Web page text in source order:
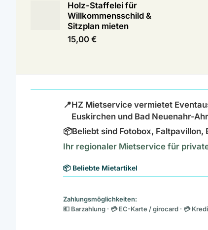
Holz-Staffelei für
Willkommensschild &
Sitzplan mieten
15,00 €
📍HZ Mietservice vermietet
Euskirchen und Bad Neuenahr-
📦Beliebt sind Fotobox,
Ihr regionaler Mietservice für
📦 Beliebte Mietartikel
Zahlungsmöglichkeiten:
💶 Barzahlung · 💳 EC-Karte / girocard · 💳